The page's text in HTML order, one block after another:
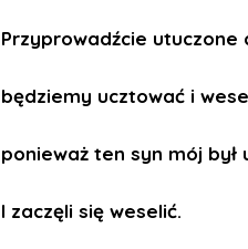
Przyprowadźcie utuczone
będziemy ucztować i
ponieważ ten syn mój był
I zaczęli się weselić.